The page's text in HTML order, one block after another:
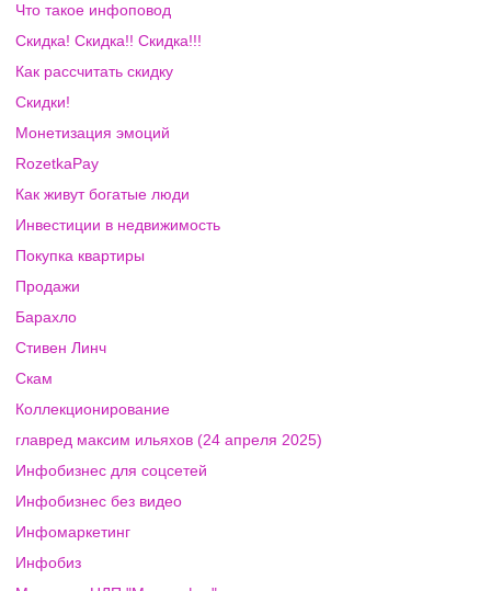
Что такое инфоповод
Скидка! Скидка!! Скидка!!!
Как рассчитать скидку
Скидки!
Монетизация эмоций
RozetkaPay
Как живут богатые люди
Инвестиции в недвижимость
Покупка квартиры
Продажи
Барахло
Стивен Линч
Скам
Коллекционирование
главред максим ильяхов (24 апреля 2025)
Инфобизнес для соцсетей
Инфобизнес без видео
Инфомаркетинг
Инфобиз